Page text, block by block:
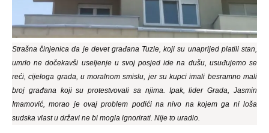
Strašna činjenica da je devet građana Tuzle, koji su unaprijed platili stan,
umrlo ne dočekavši useljenje u svoj posjed ide na dušu, usuđujemo se
reći, cijeloga grada, u moralnom smislu, jer su kupci imali besramno mali
broj građana koji su protestvovali sa njima. Ipak, lider Grada, Jasmin
Imamović, morao je ovaj problem podići na nivo na kojem ga ni loša
sudska vlast u državi ne bi mogla ignorirati. Nije to uradio.